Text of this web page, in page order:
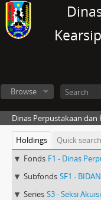
Browse
Dinas Perpustakaan
Holdings
Quick search
Fonds F1 - Dinas
Subfonds SF1 -
Series S3 - Seksi